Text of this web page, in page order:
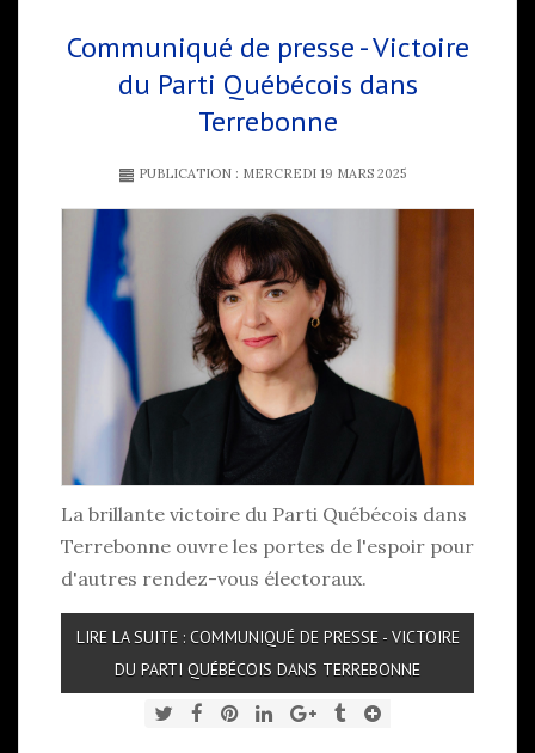
Communiqué de presse - Victoire
du Parti Québécois dans
Terrebonne
PUBLICATION : MERCREDI 19 MARS 2025
La brillante victoire du Parti Québécois dans
Terrebonne ouvre les portes de l'espoir pour
d'autres rendez-vous électoraux.
LIRE LA SUITE : COMMUNIQUÉ DE PRESSE - VICTOIRE
DU PARTI QUÉBÉCOIS DANS TERREBONNE